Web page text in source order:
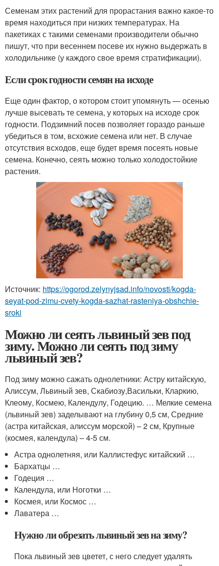
Семенам этих растений для прорастания важно какое-то
время находиться при низких температурах. На
пакетиках с такими семенами производители обычно
пишут, что при весеннем посеве их нужно выдержать в
холодильнике (у каждого свое время стратификации).
Если срок годности семян на исходе
Еще один фактор, о котором стоит упомянуть — осенью
лучше высевать те семена, у которых на исходе срок
годности. Подзимний посев позволяет гораздо раньше
убедиться в том, всхожие семена или нет. В случае
отсутствия всходов, еще будет время посеять новые
семена. Конечно, сеять можно только холодостойкие
растения.
Источник: https://ogorod.zelynyjsad.info/novosti/kogda-
seyat-pod-zimu-cvety-kogda-sazhat-rasteniya-obshchie-
sroki
Можно ли сеять львиный зев под
зиму. Можно ли сеять под зиму
львиный зев?
Под зиму можно сажать однолетники: Астру китайскую,
Алиссум, Львиный зев, Скабиозу,Васильки, Кларкию,
Клеому, Космею, Календулу, Годецию. … Мелкие семена
(львиный зев) заделывают на глубину 0,5 см, Средние
(астра китайская, алиссум морской) – 2 см, Крупные
(космея, календула) – 4-5 см.
Астра однолетняя, или Каллистефус китайский …
Бархатцы …
Годеция …
Календула, или Ноготки …
Космея, или Космос …
Лаватера …
Нужно ли обрезать львиный зев на зиму?
Пока львиный зев цветет, с него следует удалять